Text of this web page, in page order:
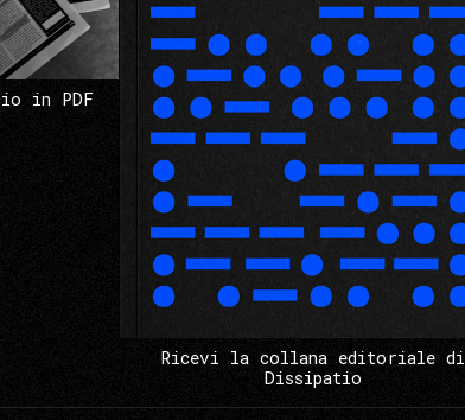
in PDF
Ricevi la collana editoriale di
Dissipatio